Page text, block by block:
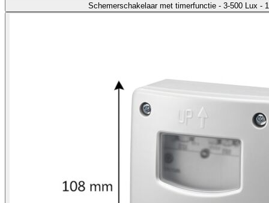
Schemerschakelaar met timerfunctie - 3-500 Lux -